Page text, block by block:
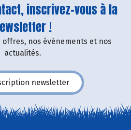
inscrivez-vous à la
!
offres, nos événements et nos
actualités.
newsletter